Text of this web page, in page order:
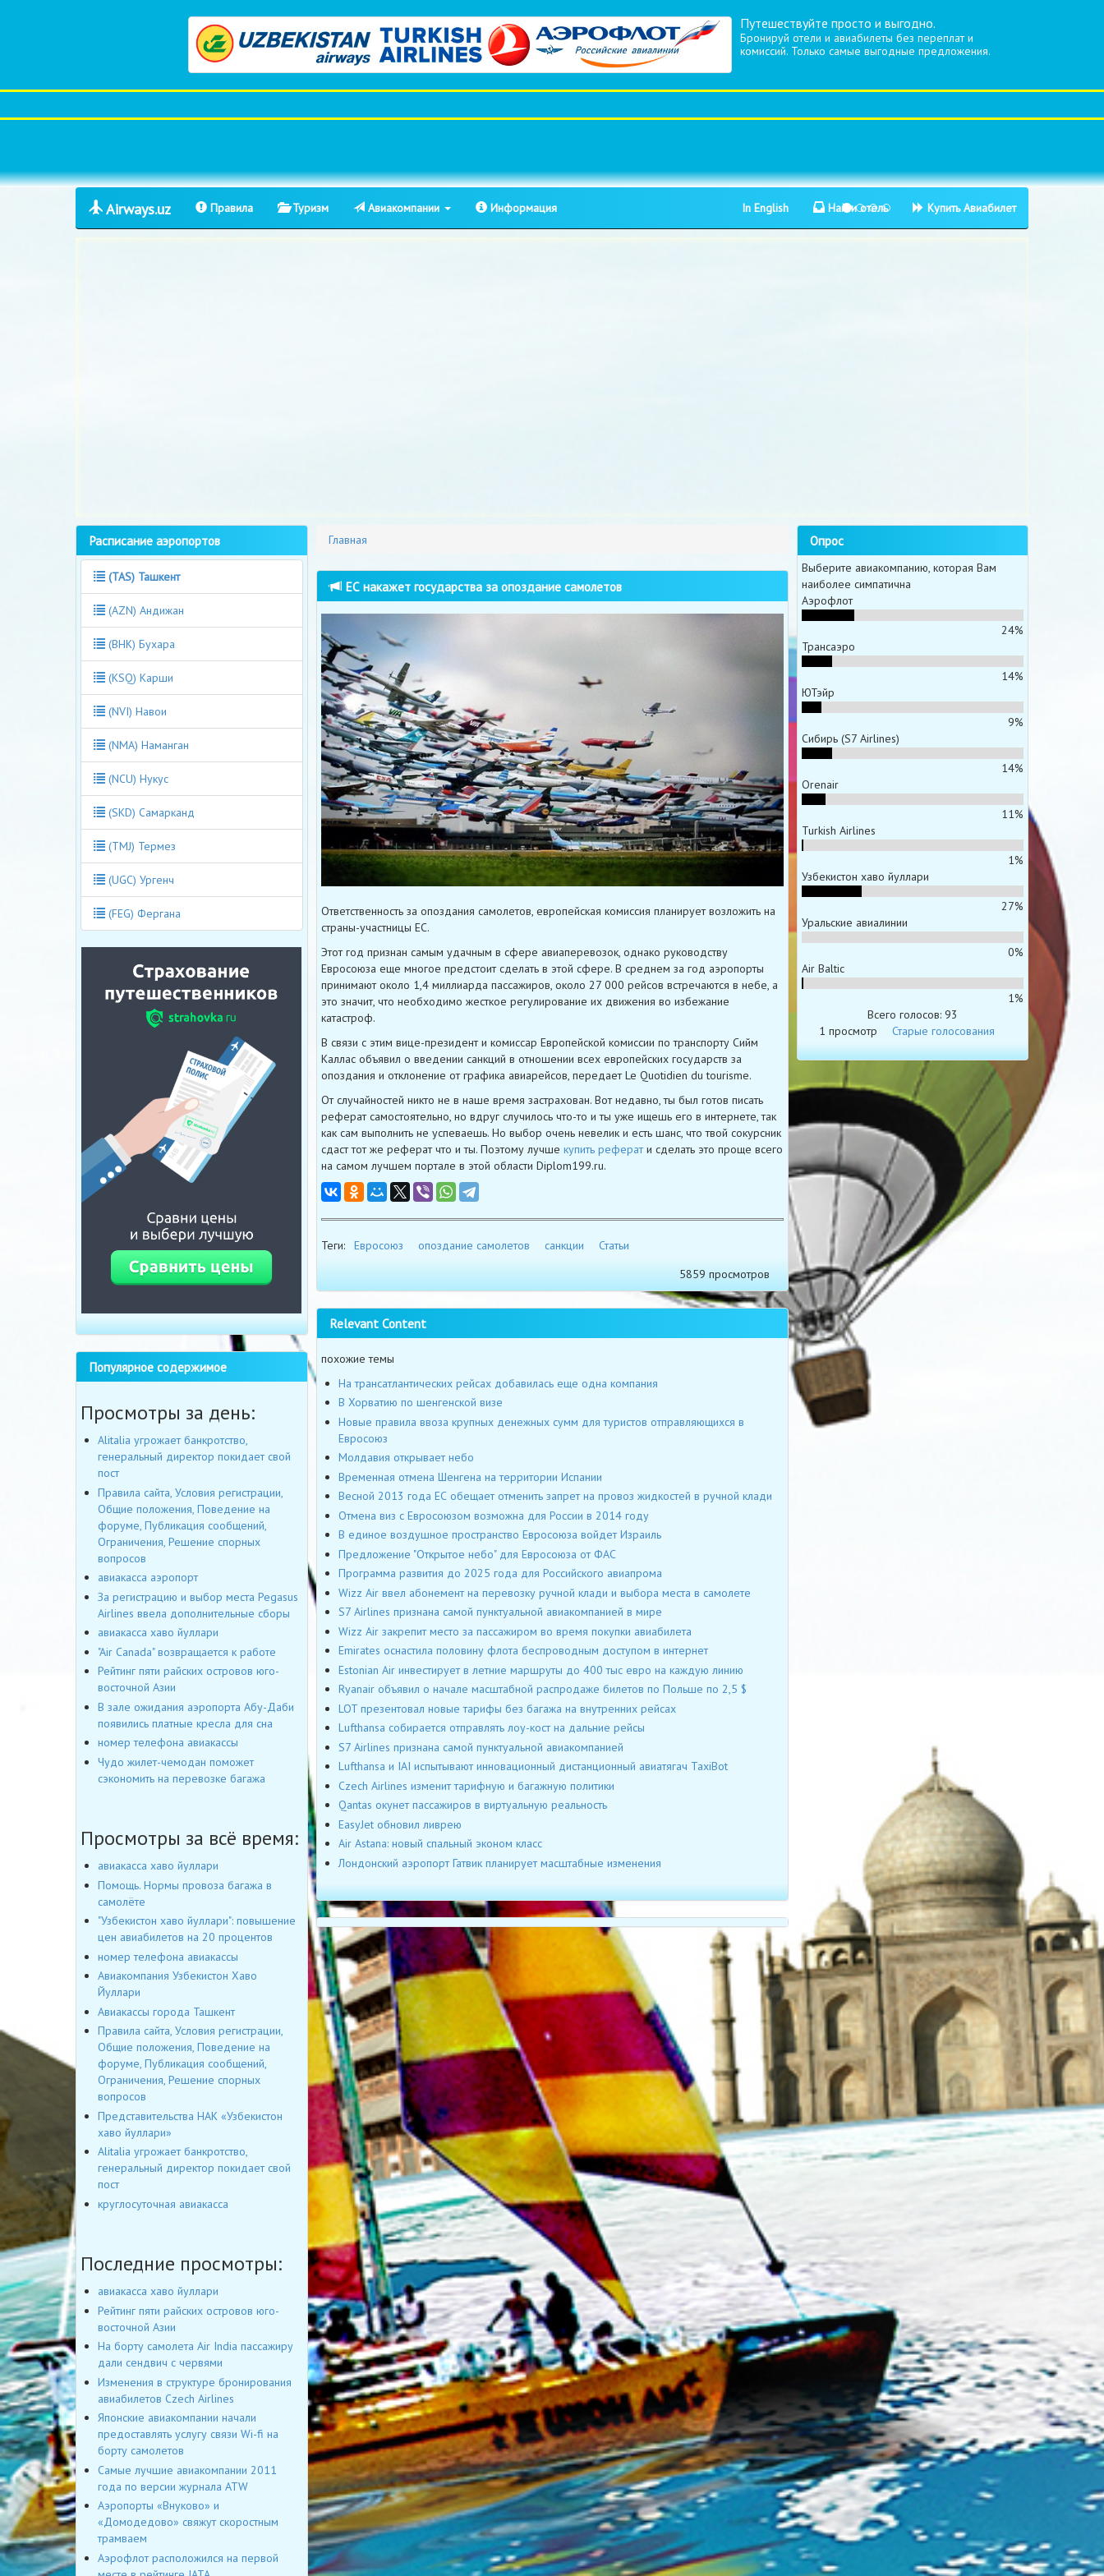
Путешествуйте просто и выгодно.
Бронируй отели и авиабилеты без переплат и
комиссий. Только самые выгодные предложения.
Airways.uz Правила Туризм Авиакомпании Информация In English Найти отель Купить Авиабилет
Главная
ЕС накажет государства за опоздание самолетов
Ответственность за опоздания самолетов, европейская комиссия планирует возложить на
страны-участницы ЕС.
Этот год признан самым удачным в сфере авиаперевозок, однако руководству
Евросоюза еще многое предстоит сделать в этой сфере. В среднем за год аэропорты
принимают около 1,4 миллиарда пассажиров, около 27 000 рейсов встречаются в небе, а
это значит, что необходимо жесткое регулирование их движения во избежание
катастроф.
В связи с этим вице-президент и комиссар Европейской комиссии по транспорту Сийм
Каллас объявил о введении санкций в отношении всех европейских государств за
опоздания и отклонение от графика авиарейсов, передает Le Quotidien du tourisme.
От случайностей никто не в наше время застрахован. Вот недавно, ты был готов писать
реферат самостоятельно, но вдруг случилось что-то и ты уже ищешь его в интернете, так
как сам выполнить не успеваешь. Но выбор очень невелик и есть шанс, что твой сокурсник
сдаст тот же реферат что и ты. Поэтому лучше купить реферати сделать это проще всего
на самом лучшем портале в этой области Diplom199.ru.
Теги: Евросоюз опоздание самолетов санкции
Статьи
5859 просмотров
Relevant Content
похожие темы
На трансатлантических рейсах добавилась еще одна компания
В Хорватию по шенгенской визе
Новые правила ввоза крупных денежных сумм для туристов отправляющихся в
Евросоюз
Молдавия открывает небо
Временная отмена Шенгена на территории Испании
Весной 2013 года ЕС обещает отменить запрет на провоз жидкостей в ручной клади
Отмена виз с Евросоюзом возможна для России в 2014 году
В единое воздушное пространство Евросоюза войдет Израиль
Предложение "Открытое небо" для Евросоюза от ФАС
Программа развития до 2025 года для Российского авиапрома
Wizz Air ввел абонемент на перевозку ручной клади и выбора места в самолете
S7 Airlines признана самой пунктуальной авиакомпанией в мире
Wizz Air закрепит место за пассажиром во время покупки авиабилета
Emirates оснастила половину флота беспроводным доступом в интернет
Estonian Air инвестирует в летние маршруты до 400 тыс евро на каждую линию
Ryanair объявил о начале масштабной распродаже билетов по Польше по 2,5 $
LOT презентовал новые тарифы без багажа на внутренних рейсах
Lufthansa собирается отправлять лоу-кост на дальние рейсы
S7 Airlines признана самой пунктуальной авиакомпанией
Lufthansa и IAI испытывают инновационный дистанционный авиатягач TaxiBot
Czech Airlines изменит тарифную и багажную политики
Qantas окунет пассажиров в виртуальную реальность
EasyJet обновил ливрею
Air Astana: новый спальный эконом класс
Лондонский аэропорт Гатвик планирует масштабные изменения
Расписание аэропортов
(TAS) Ташкент
(AZN) Андижан
(BHK) Бухара
(KSQ) Карши
(NVI) Навои
(NMA) Наманган
(NCU) Нукус
(SKD) Самарканд
(TMJ) Термез
(UGC) Ургенч
(FEG) Фергана
Популярное содержимое
Просмотры за день:
Alitalia угрожает банкротство,
генеральный директор покидает свой
пост
Правила сайта, Условия регистрации,
Общие положения, Поведение на
форуме, Публикация сообщений,
Ограничения, Решение спорных
вопросов
авиакасса аэропорт
За регистрацию и выбор места Pegasus
Airlines ввела дополнительные сборы
авиакасса хаво йуллари
"Air Canada" возвращается к работе
Рейтинг пяти райских островов юго-
восточной Азии
В зале ожидания аэропорта Абу-Даби
появились платные кресла для сна
номер телефона авиакассы
Чудо жилет-чемодан поможет
сэкономить на перевозке багажа
Просмотры за всё время:
авиакасса хаво йуллари
Помощь. Нормы провоза багажа в
самолёте
"Узбекистон хаво йуллари": повышение
цен авиабилетов на 20 процентов
номер телефона авиакассы
Авиакомпания Узбекистон Хаво
Йуллари
Авиакассы города Ташкент
Правила сайта, Условия регистрации,
Общие положения, Поведение на
форуме, Публикация сообщений,
Ограничения, Решение спорных
вопросов
Представительства НАК «Узбекистон
хаво йуллари»
Alitalia угрожает банкротство,
генеральный директор покидает свой
пост
круглосуточная авиакасса
Последние просмотры:
авиакасса хаво йуллари
Рейтинг пяти райских островов юго-
восточной Азии
На борту самолета Air India пассажиру
дали сендвич с червями
Изменения в структуре бронирования
авиабилетов Czech Airlines
Японские авиакомпании начали
предоставлять услугу связи Wi-fi на
борту самолетов
Самые лучшие авиакомпании 2011
года по версии журнала ATW
Аэропорты «Внуково» и
«Домодедово» свяжут скоростным
трамваем
Аэрофлот расположился на первой
Опрос
Выберите авиакомпанию, которая Вам
наиболее симпатична
Аэрофлот
24%
Трансаэро
14%
ЮТэйр
9%
Сибирь (S7 Airlines)
14%
Orenair
11%
Turkish Airlines
1%
Узбекистон хаво йуллари
27%
Уральские авиалинии
0%
Air Baltic
1%
Всего голосов: 93
1 просмотр
Старые голосования